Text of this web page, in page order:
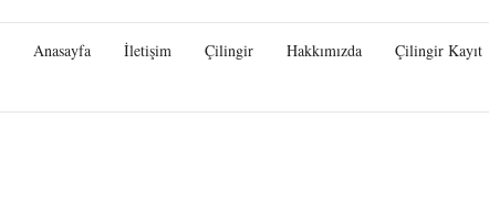
Anasayfa İletişim Çilingir Hakkımızda Çilingir Kayıt